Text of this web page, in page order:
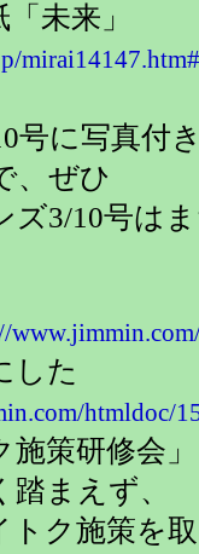
未来」
号に写真付
、ぜひ
3/10号は
した
htmldoc/
策研修会
まえず、
ク施策を